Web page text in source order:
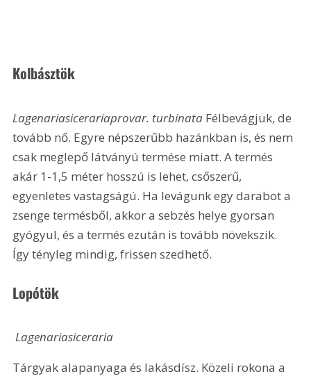
Kolbásztök
Lagenariasicerariaprovar. turbinata Félbevágjuk, de
tovább nő. Egyre népszerűbb hazánkban is, és nem
csak meglepő látványú termése miatt. A termés
akár 1-1,5 méter hosszú is lehet, csőszerű,
egyenletes vastagságú. Ha levágunk egy darabot a
zsenge termésből, akkor a sebzés helye gyorsan
gyógyul, és a termés ezután is tovább növekszik.
Így tényleg mindig, frissen szedhető.
Lopótök
Lagenariasiceraria
Tárgyak alapanyaga és lakásdísz. Közeli rokona a